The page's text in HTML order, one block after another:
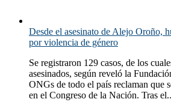
Desde el asesinato de Alejo Oroño,
por violencia de género
Se registraron 129 casos, de los
asesinados, según reveló la
ONGs de todo el país reclaman que
en el Congreso de la Nación. Tras